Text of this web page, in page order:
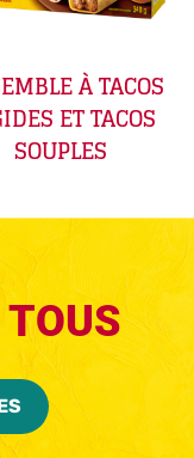
À TACOS
ET TACOS
SOUPLES